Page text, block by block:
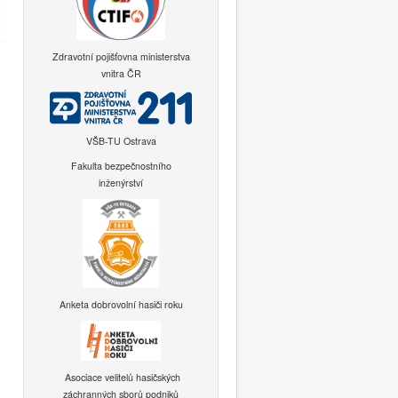
Zdravotní pojišťovna ministerstva
vnitra ČR
VŠB-TU Ostrava
Fakulta bezpečnostního
inženýrství
Anketa dobrovolní hasiči roku
Asociace velitelů hasičských
záchranných sborů podniků